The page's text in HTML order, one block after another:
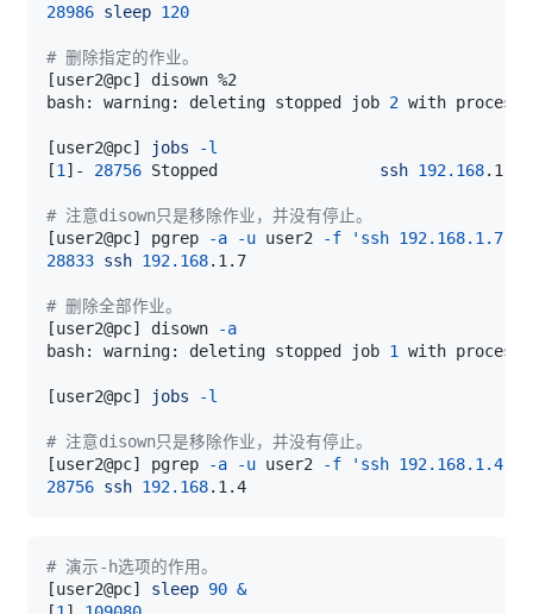
28986 sleep 120
# 删除指定的作业。
[user2@pc]
bash: warning: deleting stopped job 2 with process
[user2@pc] jobs
-l
[1 ] - 28756 Stopped ssh 192.168
# 注意disown只是移除作业，并没有停止。
[user2@pc] pgrep -a -u user2 -f
'ssh 192.168.1.7'
28833 ssh 192.168
# 删除全部作业。
[user2@pc] disown
-a
bash: warning: deleting stopped job 1 with process
[user2@pc] jobs -l
# 注意disown只是移除作业，并没有停止。
[user2@pc] pgrep -a -u user2 -f
'ssh 192.168.1.4'
28756 ssh 192.168
# 演示-h选项的作用。
[user2@pc] sleep 90 &